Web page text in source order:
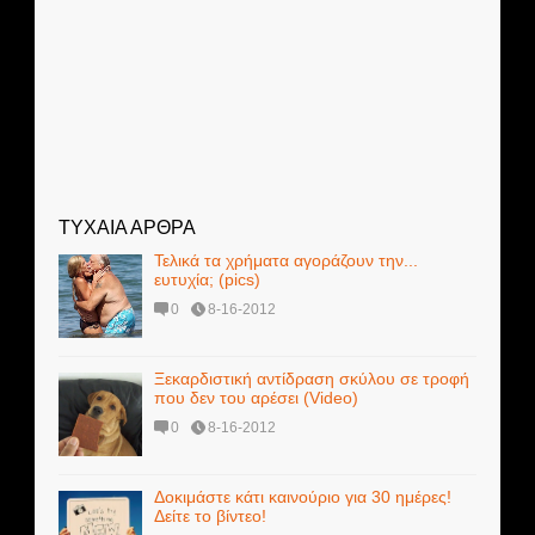
ΤΥΧΑΙΑ ΑΡΘΡΑ
Τελικά τα χρήματα αγοράζουν την...
ευτυχία; (pics)
0 8-16-2012
Ξεκαρδιστική αντίδραση σκύλου σε τροφή
που δεν του αρέσει (Video)
0 8-16-2012
Δοκιμάστε κάτι καινούριο για 30 ημέρες!
Δείτε το βίντεο!